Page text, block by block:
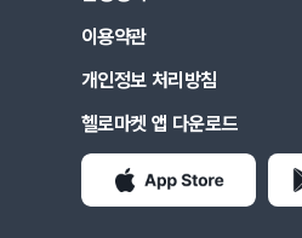
이용약관
개인정보 처리방침
헬로마켓 앱 다운로드